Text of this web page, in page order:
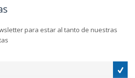
para estar al tanto de nuestras